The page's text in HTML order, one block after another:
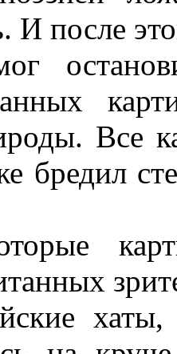
И после
Все
бредил